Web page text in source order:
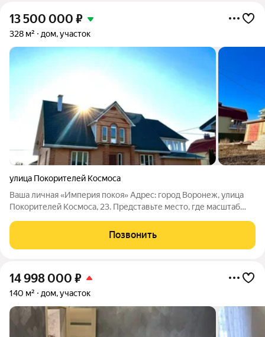
13 500 000 ₽
328 м² дом, участок
улица Покорителей Космоса
Ваша личная «Империя покоя» Адрес: город Воронеж, улица
Покорителей Космоса, 23. Представьте место, где масштаб
вашего собственного мира. Это не просто дом это готовый
архитектурный ансамбль
Позвонить
14 998 000 ₽
140 м² дом, участок